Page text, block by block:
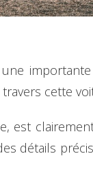
cette
est
détails